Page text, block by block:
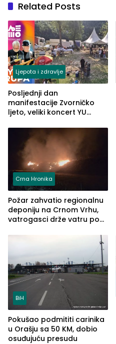
Related Posts
Ljepota i zdravlje
Posljednji dan
manifestacije Zvorničko
ljeto, veliki koncert YU
ove godine
Crna Hronika
Požar zahvatio regionalnu
deponiju na Crnom Vrhu,
vatrogasci drže vatru pod
BiH
Pokušao podmititi carinika
u Orašju sa 50 KM, dobio
osuđujuću presudu